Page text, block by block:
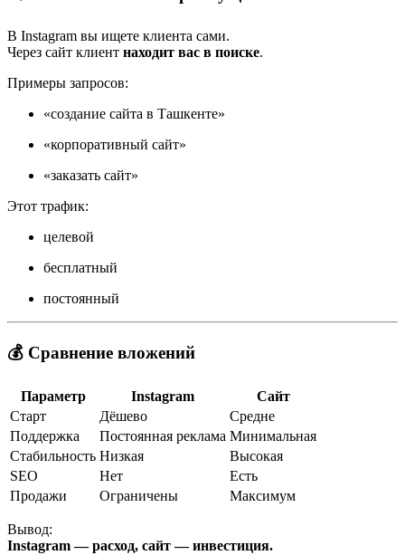
В Instagram вы ищете клиента сами.
Через сайт клиент находит вас в поиске.
Примеры запросов:
«создание сайта в Ташкенте»
«корпоративный сайт»
«заказать сайт»
Этот трафик:
целевой
бесплатный
постоянный
💰 Сравнение вложений
Параметр Instagram
Сайт
Старт
Дёшево
Средне
Поддержка
Постоянная реклама Минимальная
Стабильность Низкая
Высокая
SEO
Нет
Есть
Продажи
Ограничены Максимум
Вывод:
Instagram — расход, сайт — инвестиция.